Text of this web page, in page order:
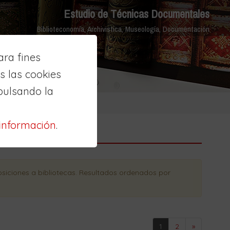
fines
las cookies
la
.
Estudio de Técnicas Documentales
Biblioteconomía, Archivistica, Museología, Documentación
a bibliotecas. Resultados ordenados por
1
2 »